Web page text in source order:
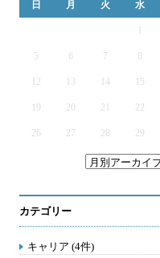
日 月 火 水
5 6 7
12 13 14 15
19 20 21 22
26 27 28 29
カテゴリー
キャリア (4件)